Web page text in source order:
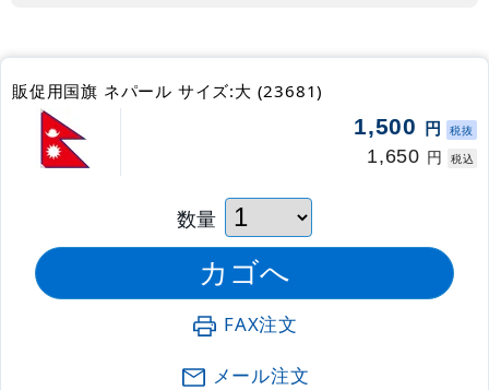
販促用国旗 ネパール サイズ:大 (23681)
1,500 円 税抜
1,650 円 税込
数量
FAX注文
メール注文